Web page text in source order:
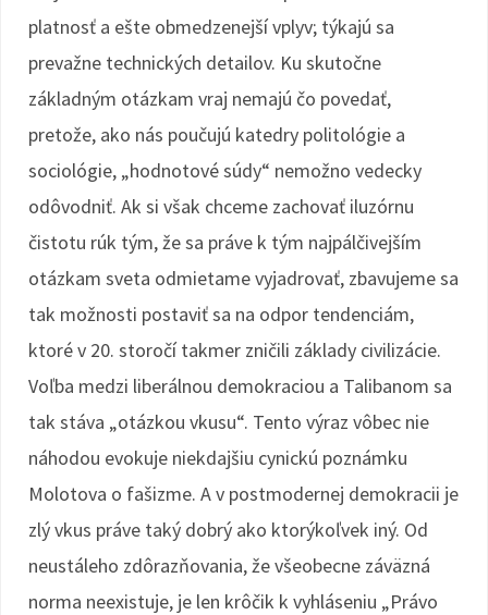
platnosť a ešte obmedzenejší vplyv; týkajú sa
prevažne technických detailov. Ku skutočne
základným otázkam vraj nemajú čo povedať,
pretože, ako nás poučujú katedry politológie a
sociológie, „hodnotové súdy“ nemožno vedecky
odôvodniť. Ak si však chceme zachovať iluzórnu
čistotu rúk tým, že sa práve k tým najpálčivejším
otázkam sveta odmietame vyjadrovať, zbavujeme sa
tak možnosti postaviť sa na odpor tendenciám,
ktoré v 20. storočí takmer zničili základy civilizácie.
Voľba medzi liberálnou demokraciou a Talibanom sa
tak stáva „otázkou vkusu“. Tento výraz vôbec nie
náhodou evokuje niekdajšiu cynickú poznámku
Molotova o fašizme. A v postmodernej demokracii je
zlý vkus práve taký dobrý ako ktorýkoľvek iný. Od
neustáleho zdôrazňovania, že všeobecne záväzná
norma neexistuje, je len krôčik k vyhláseniu „Právo